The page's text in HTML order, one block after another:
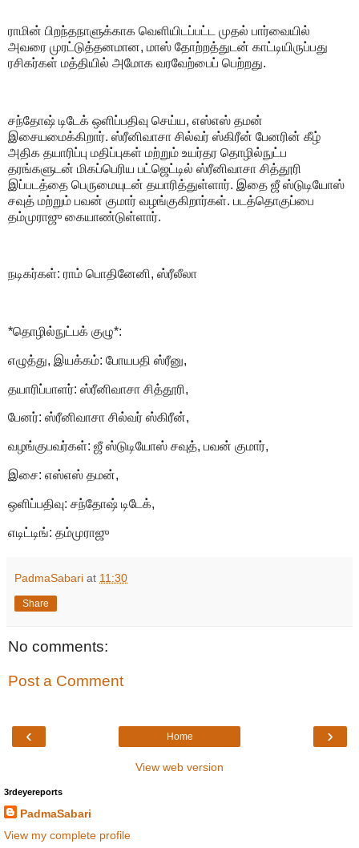
ராமின் பிறந்தநாளுக்காக வெளியிடப்பட்ட முதல் பார்வையில்
அவரை முரட்டுத்தனமான, மாஸ் தோற்றத்துடன் காட்டியிருப்பது
ரசிகர்கள் மத்தியில் அமோக வரவேற்பைப் பெற்றது.
சந்தோஷ் டிடேக் ஒளிப்பதிவு செய்ய, எஸ்எஸ் தமன்
இசையமைக்கிறார். ஸ்ரீனிவாசா சில்வர் ஸ்கிரீன் பேனரின் கீழ்
அதிக தயாரிப்பு மதிப்புகள் மற்றும் உயர்தர தொழில்நுட்ப
தரங்களுடன் மிகப்பெரிய பட்ஜெட்டில் ஸ்ரீனிவாசா சித்தூரி
இப்படத்தை பெருமையுடன் தயாரித்துள்ளார். இதை ஜீ ஸ்டுடியோஸ்
சவுத் மற்றும் பவன் குமார் வழங்குகிறார்கள். படத்தொகுப்பை
தம்முராஜு கையாண்டுள்ளார்.
நடிகர்கள்: ராம் பொதினேனி, ஸ்ரீலீலா
*தொழில்நுட்பக் குழு*:
எழுத்து, இயக்கம்: போயபதி ஸ்ரீனு,
தயாரிப்பாளர்: ஸ்ரீனிவாசா சித்தூரி,
பேனர்: ஸ்ரீனிவாசா சில்வர் ஸ்கிரீன்,
வழங்குபவர்கள்: ஜீ ஸ்டுடியோஸ் சவுத், பவன் குமார்,
இசை: எஸ்எஸ் தமன்,
ஒளிப்பதிவு: சந்தோஷ் டிடேக்,
எடிட்டிங்: தம்முராஜு
PadmaSabari at 11:30
Share
No comments:
Post a Comment
‹ ›
Home
View web version
3rdeyereports
PadmaSabari
View my complete profile